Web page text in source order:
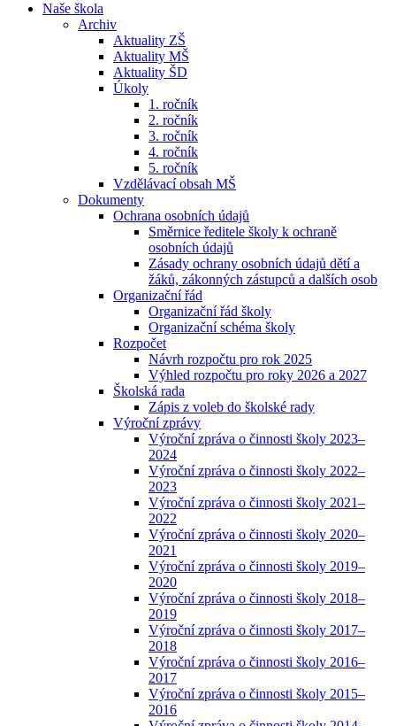
Naše škola
Archiv
Aktuality ZŠ
Aktuality MŠ
Aktuality ŠD
Úkoly
1. ročník
2. ročník
3. ročník
4. ročník
5. ročník
Vzdělávací obsah MŠ
Dokumenty
Ochrana osobních údajů
Směrnice ředitele školy k ochraně
osobních údajů
Zásady ochrany osobních údajů dětí a
žáků, zákonných zástupců a dalších osob
Organizační řád
Organizační řád školy
Organizační schéma školy
Rozpočet
Návrh rozpočtu pro rok 2025
Výhled rozpočtu pro roky 2026 a 2027
Školská rada
Zápis z voleb do školské rady
Výroční zprávy
Výroční zpráva o činnosti školy 2023–
2024
Výroční zpráva o činnosti školy 2022–
2023
Výroční zpráva o činnosti školy 2021–
2022
Výroční zpráva o činnosti školy 2020–
2021
Výroční zpráva o činnosti školy 2019–
2020
Výroční zpráva o činnosti školy 2018–
2019
Výroční zpráva o činnosti školy 2017–
2018
Výroční zpráva o činnosti školy 2016–
2017
Výroční zpráva o činnosti školy 2015–
2016